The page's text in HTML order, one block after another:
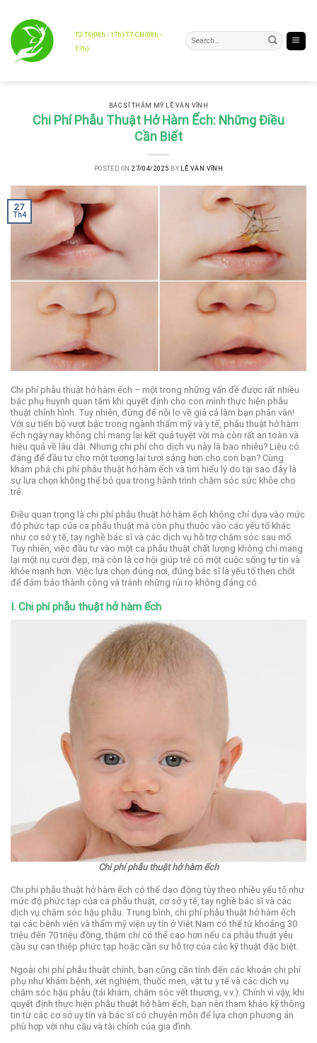
content
T2-T6(08h - 17h) T7-CN(08h -
17h)
BÁC SĨ THẪM MỸ LÊ VĂN VĨNH
Chi Phí Phẫu Thuật Hở Hàm Ếch: Những Điều
Cần Biết
POSTED ON27/04/2025 BY LÊ VĂN VĨNH
27
Th4
Chi phí phẫu thuật hở hàm ếch – một trong những vấn đề được rất nhiều
bậc phụ huynh quan tâm khi quyết định cho con mình thực hiện phẫu
thuật chỉnh hình. Tuy nhiên, đừng để nỗi lo về giá cả làm bạn phân vân!
Với sự tiến bộ vượt bậc trong ngành thẩm mỹ và y tế, phẫu thuật hở hàm
ếch ngày nay không chỉ mang lại kết quả tuyệt vời mà còn rất an toàn và
hiệu quả về lâu dài. Nhưng chi phí cho dịch vụ này là bao nhiêu? Liệu có
đáng để đầu tư cho một tương lai tươi sáng hơn cho con bạn? Cùng
khám phá chi phí phẫu thuật hở hàm ếch và tìm hiểu lý do tại sao đây là
sự lựa chọn không thể bỏ qua trong hành trình chăm sóc sức khỏe cho
trẻ.
Điều quan trọng là chi phí phẫu thuật hở hàm ếch không chỉ dựa vào mức
độ phức tạp của ca phẫu thuật mà còn phụ thuộc vào các yếu tố khác
như cơ sở y tế, tay nghề bác sĩ và các dịch vụ hỗ trợ chăm sóc sau mổ.
Tuy nhiên, việc đầu tư vào một ca phẫu thuật chất lượng không chỉ mang
lại một nụ cười đẹp, mà còn là cơ hội giúp trẻ có một cuộc sống tự tin và
khỏe mạnh hơn. Việc lựa chọn đúng nơi, đúng bác sĩ là yếu tố then chốt
để đảm bảo thành công và tránh những rủi ro không đáng có.
I. Chi phí phẫu thuật hở hàm ếch
Chi phí phẫu thuật hở hàm ếch
Chi phí phẫu thuật hở hàm ếch có thể dao động tùy theo nhiều yếu tố như
mức độ phức tạp của ca phẫu thuật, cơ sở y tế, tay nghề bác sĩ và các
dịch vụ chăm sóc hậu phẫu. Trung bình, chi phí phẫu thuật hở hàm ếch
tại các bệnh viện và thẩm mỹ viện uy tín ở Việt Nam có thể từ khoảng 30
triệu đến 70 triệu đồng, thậm chí có thể cao hơn nếu ca phẫu thuật yêu
cầu sự can thiệp phức tạp hoặc cần sự hỗ trợ của các kỹ thuật đặc biệt.
Ngoài chi phí phẫu thuật chính, bạn cũng cần tính đến các khoản chi phí
phụ như khám bệnh, xét nghiệm, thuốc men, vật tư y tế và các dịch vụ
chăm sóc hậu phẫu (tái khám, chăm sóc vết thương, v.v.). Chính vì vậy, khi
quyết định thực hiện phẫu thuật hở hàm ếch, bạn nên tham khảo kỹ thông
tin từ các cơ sở uy tín và bác sĩ có chuyên môn để lựa chọn phương án
phù hợp với nhu cầu và tài chính của gia đình.